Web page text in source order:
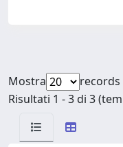
Mostra
records
Risultati 1 - 3 di 3